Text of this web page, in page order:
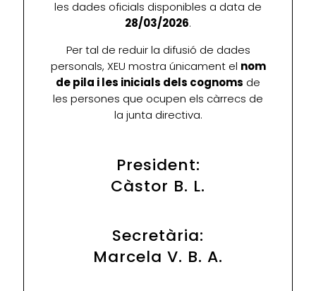
les dades oficials disponibles a data de
28/03/2026.
Per tal de reduir la difusió de dades
personals, XEU mostra únicament el nom
de pila i les inicials dels cognoms de
les persones que ocupen els càrrecs de
la junta directiva.
President:
Càstor B. L.
Secretària:
Marcela V. B. A.